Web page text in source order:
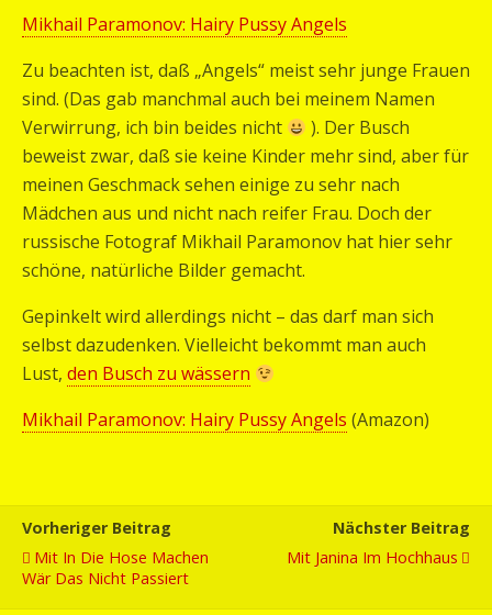
Mikhail Paramonov: Hairy Pussy Angels
Zu beachten ist, daß „Angels“ meist sehr junge Frauen
sind. (Das gab manchmal auch bei meinem Namen
Verwirrung, ich bin beides nicht
). Der Busch
beweist zwar, daß sie keine Kinder mehr sind, aber für
meinen Geschmack sehen einige zu sehr nach
Mädchen aus und nicht nach reifer Frau. Doch der
russische Fotograf Mikhail Paramonov hat hier sehr
schöne, natürliche Bilder gemacht.
Gepinkelt wird allerdings nicht – das darf man sich
selbst dazudenken. Vielleicht bekommt man auch
Lust, den Busch zu wässern
Mikhail Paramonov: Hairy Pussy Angels (Amazon)
Vorheriger Beitrag
Mit In Die Hose Machen
Wär Das Nicht Passiert
Nächster Beitrag
Mit Janina Im Hochhaus